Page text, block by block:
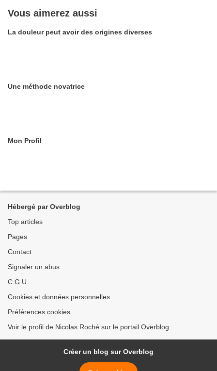
Vous aimerez aussi
La douleur peut avoir des origines diverses
Une méthode novatrice
Mon Profil
Hébergé par Overblog
Top articles
Pages
Contact
Signaler un abus
C.G.U.
Cookies et données personnelles
Préférences cookies
Voir le profil de Nicolas Roché sur le portail Overblog
Créer un blog sur Overblog